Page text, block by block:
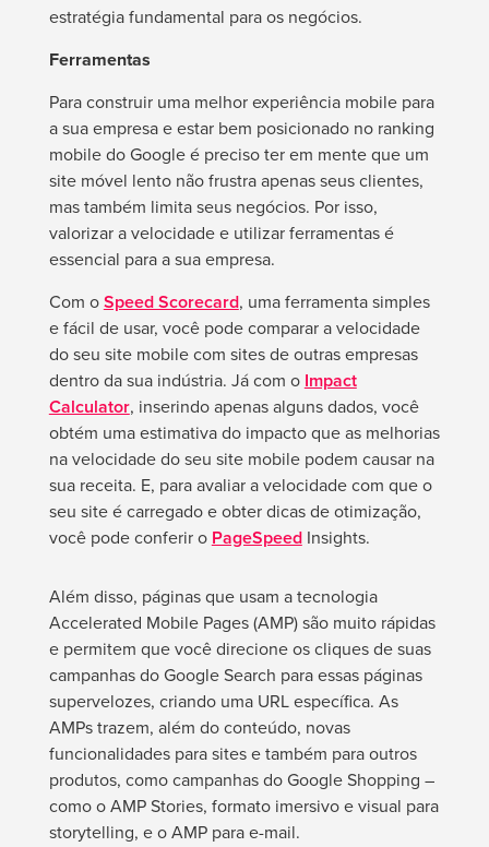
estratégia fundamental para os negócios.
Ferramentas
Para construir uma melhor experiência mobile para
a sua empresa e estar bem posicionado no ranking
mobile do Google é preciso ter em mente que um
site móvel lento não frustra apenas seus clientes,
mas também limita seus negócios. Por isso,
valorizar a velocidade e utilizar ferramentas é
essencial para a sua empresa.
Com oSpeed Scorecard, uma ferramenta simples
e fácil de usar, você pode comparar a velocidade
do seu site mobile com sites de outras empresas
dentro da sua indústria. Já com o Impact
Calculator, inserindo apenas alguns dados, você
obtém uma estimativa do impacto que as melhorias
na velocidade do seu site mobile podem causar na
sua receita. E, para avaliar a velocidade com que o
seu site é carregado e obter dicas de otimização,
você pode conferir o PageSpeedInsights.
Além disso, páginas que usam a tecnologia
Accelerated Mobile Pages (AMP) são muito rápidas
e permitem que você direcione os cliques de suas
campanhas do Google Search para essas páginas
supervelozes, criando uma URL específica. As
AMPs trazem, além do conteúdo, novas
funcionalidades para sites e também para outros
produtos, como campanhas do Google Shopping –
como o AMP Stories, formato imersivo e visual para
storytelling, e o AMP para e-mail.